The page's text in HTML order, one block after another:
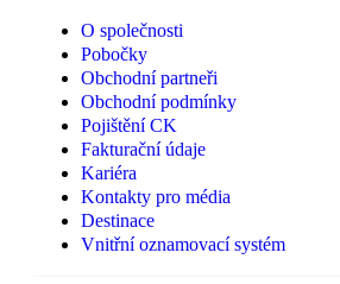
O společnosti
Pobočky
Obchodní partneři
Obchodní podmínky
Pojištění CK
Fakturační údaje
Kariéra
Kontakty pro média
Destinace
Vnitřní oznamovací systém